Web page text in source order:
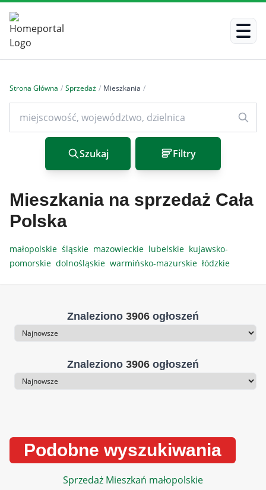
Strona Główna / Sprzedaż / Mieszkania /
Szukaj Filtry
Mieszkania na sprzedaż Cała
Polska
małopolskie śląskie mazowieckie lubelskie kujawsko-
pomorskie dolnośląskie warmińsko-mazurskie łódzkie
Znaleziono 3906 ogłoszeń
Sortowanie
Znaleziono 3906 ogłoszeń
Sortowanie
Podobne wyszukiwania
Sprzedaż Mieszkań małopolskie